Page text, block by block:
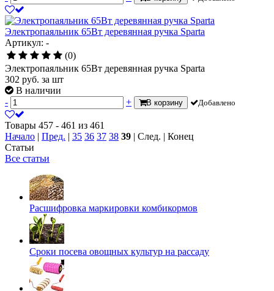
Электропаяльник 65Вт деревянная ручка Sparta
Артикул: -
(0)
Электропаяльник 65Вт деревянная ручка Sparta
302 руб. за шт
В наличии
-
+ В корзину Добавлено
Товары 457 - 461 из 461
Начало | Пред. | 35 36 37 38 39 | След. | Конец
Статьи
Все статьи
Расшифровка маркировки комбикормов
Сроки посева овощных культур на рассаду